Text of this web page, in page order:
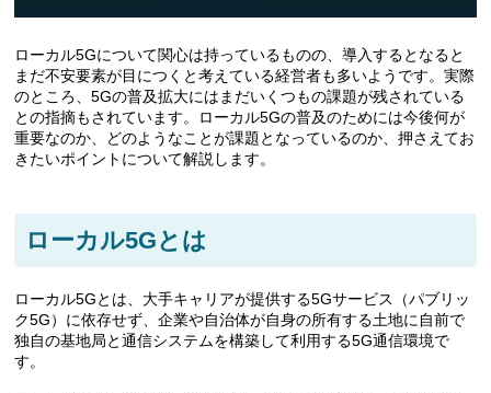
ローカル5Gについて関心は持っているものの、導入するとなると
まだ不安要素が目につくと考えている経営者も多いようです。実際
のところ、5Gの普及拡大にはまだいくつもの課題が残されている
との指摘もされています。ローカル5Gの普及のためには今後何が
重要なのか、どのようなことが課題となっているのか、押さえてお
きたいポイントについて解説します。
ローカル5Gとは
ローカル5Gとは、大手キャリアが提供する5Gサービス（パブリッ
ク5G）に依存せず、企業や自治体が自身の所有する土地に自前で
独自の基地局と通信システムを構築して利用する5G通信環境で
す。